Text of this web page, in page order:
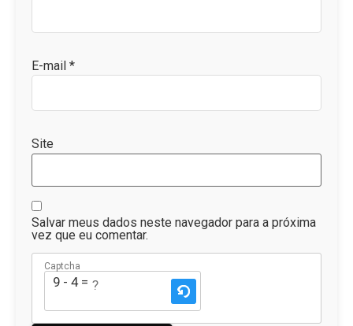
E-mail *
Site
Salvar meus dados neste navegador para a próxima
vez que eu comentar.
Captcha
9 - 4 = ?